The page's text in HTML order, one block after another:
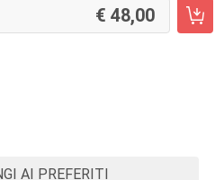
48,00
AI PREFERITI